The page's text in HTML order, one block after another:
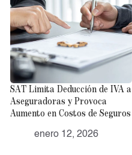
SAT Limita Deducción de IVA a
Aseguradoras y Provoca
Aumento en Costos de Seguros
enero 12, 2026